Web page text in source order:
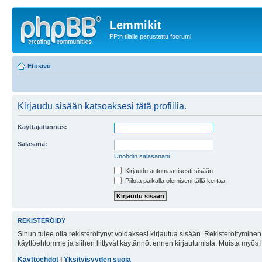
Lemmikit
PP:n tilalle perustettu foorumi
Etusivu
Kirjaudu sisään katsoaksesi tätä profiilia.
Käyttäjätunnus:
Salasana:
Unohdin salasanani
Kirjaudu automaattisesti sisään.
Piilota paikalla olemiseni tällä kertaa
REKISTERÖIDY
Sinun tulee olla rekisteröitynyt voidaksesi kirjautua sisään.
käyttöehtomme ja siihen liittyvät käytännöt ennen kirjautumista. Muista
Käyttöehdot
Yksityisyyden suoja